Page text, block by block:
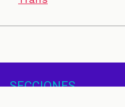
SECCIONES